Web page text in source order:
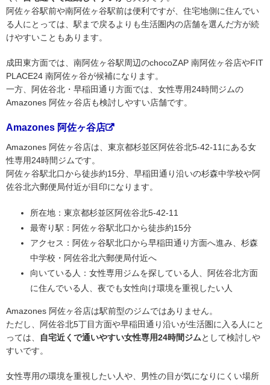
阿佐ヶ谷駅前や南阿佐ヶ谷駅前は便利ですが、住宅地側に住んでい
る人にとっては、駅まで戻るよりも生活圏内の店舗を選んだ方が続
けやすいこともあります。
成田東方面では、南阿佐ヶ谷駅周辺のchocoZAP 南阿佐ヶ谷店やFIT
PLACE24 南阿佐ヶ谷が候補になります。
一方、阿佐谷北・早稲田通り方面では、女性専用24時間ジムの
Amazones 阿佐ヶ谷店も検討しやすい店舗です。
Amazones 阿佐ヶ谷店
Amazones 阿佐ヶ谷店は、東京都杉並区阿佐谷北5-42-11にある女
性専用24時間ジムです。
阿佐ヶ谷駅北口から徒歩約15分、早稲田通り沿いの杉森中学校や阿
佐谷北六郵便局付近が目印になります。
所在地：東京都杉並区阿佐谷北5-42-11
最寄り駅：阿佐ヶ谷駅北口から徒歩約15分
アクセス：阿佐ヶ谷駅北口から早稲田通り方面へ進み、杉森
中学校・阿佐谷北六郵便局付近へ
向いている人：女性専用ジムを探している人、阿佐谷北方面
に住んでいる人、夜でも女性向け環境を重視したい人
Amazones 阿佐ヶ谷店は駅前型のジムではありません。
ただし、阿佐谷北5丁目方面や早稲田通り沿いが生活圏に入る人にと
っては、
自宅近くで通いやすい女性専用24時間ジムとして検討しや
すいです。
女性専用の環境を重視したい人や、男性の目が気になりにくい場所